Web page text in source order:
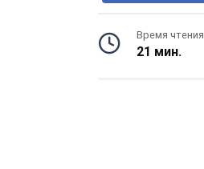
Время чтения
21 мин.